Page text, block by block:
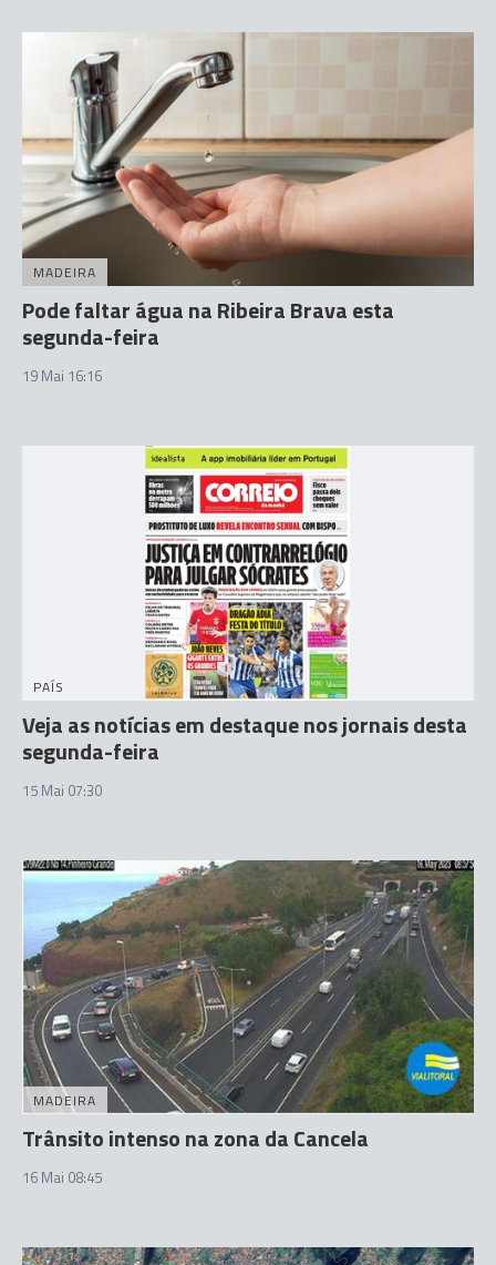
MADEIRA
Pode faltar água na Ribeira Brava esta
segunda-feira
19 Mai 16:16
PAÍS
Veja as notícias em destaque nos jornais desta
segunda-feira
15 Mai 07:30
MADEIRA
Trânsito intenso na zona da Cancela
16 Mai 08:45